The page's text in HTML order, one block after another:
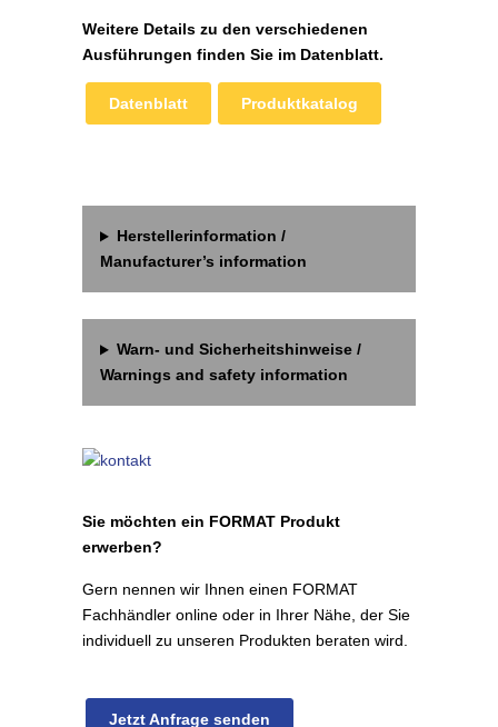
Weitere Details zu den verschiedenen
Ausführungen finden Sie im Datenblatt.
Datenblatt Produktkatalog
Herstellerinformation /
Manufacturer’s information
Warn- und Sicherheitshinweise /
Warnings and safety information
Sie möchten ein FORMAT Produkt
erwerben?
Gern nennen wir Ihnen einen FORMAT
Fachhändler online oder in Ihrer Nähe, der Sie
individuell zu unseren Produkten beraten wird.
Jetzt Anfrage senden